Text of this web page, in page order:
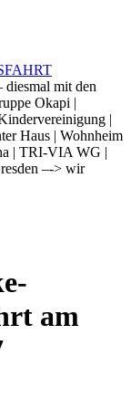
diesmal mit den
Okapi |
|
Haus | Wohnheim
| TRI-VIA WG |
–-> wir
am